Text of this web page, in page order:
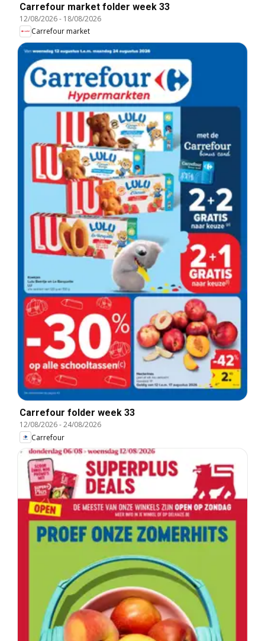
Carrefour market folder week 33
12/08/2026- 18/08/2026
Carrefour market
Carrefour folder week 33
12/08/2026-24/08/2026
Carrefour